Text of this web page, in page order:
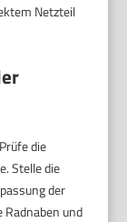
Netzteil
die
Stelle die
der
Radnaben und